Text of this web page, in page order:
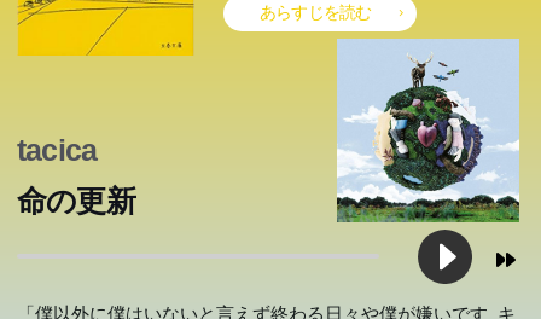
あらすじを読む
だった...。デビュー20周年、新しくて、温かい、もう一度
読み返したい森絵都作品。
tacica
命の更新
「僕以外に僕はいないと言えず終わる日々や僕が嫌いです キ
だった...。デビュー20周年、新しくて、温かい、もう一度
読み返したい森絵都作品。